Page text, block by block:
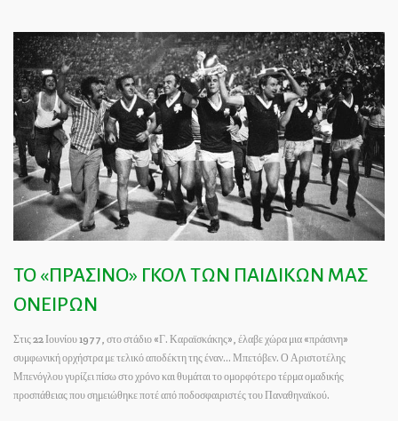
ΤΟ «ΠΡΑΣΙΝΟ» ΓΚΟΛ ΤΩΝ ΠΑΙΔΙΚΩΝ ΜΑΣ
ΟΝΕΙΡΩΝ
Στις 22 Ιουνίου 1977, στο στάδιο «Γ. Καραϊσκάκης», έλαβε χώρα μια «πράσινη»
συμφωνική ορχήστρα με τελικό αποδέκτη της έναν… Μπετόβεν. Ο Αριστοτέλης
Μπενόγλου γυρίζει πίσω στο χρόνο και θυμάται το ομορφότερο τέρμα ομαδικής
προσπάθειας που σημειώθηκε ποτέ από ποδοσφαιριστές του Παναθηναϊκού.